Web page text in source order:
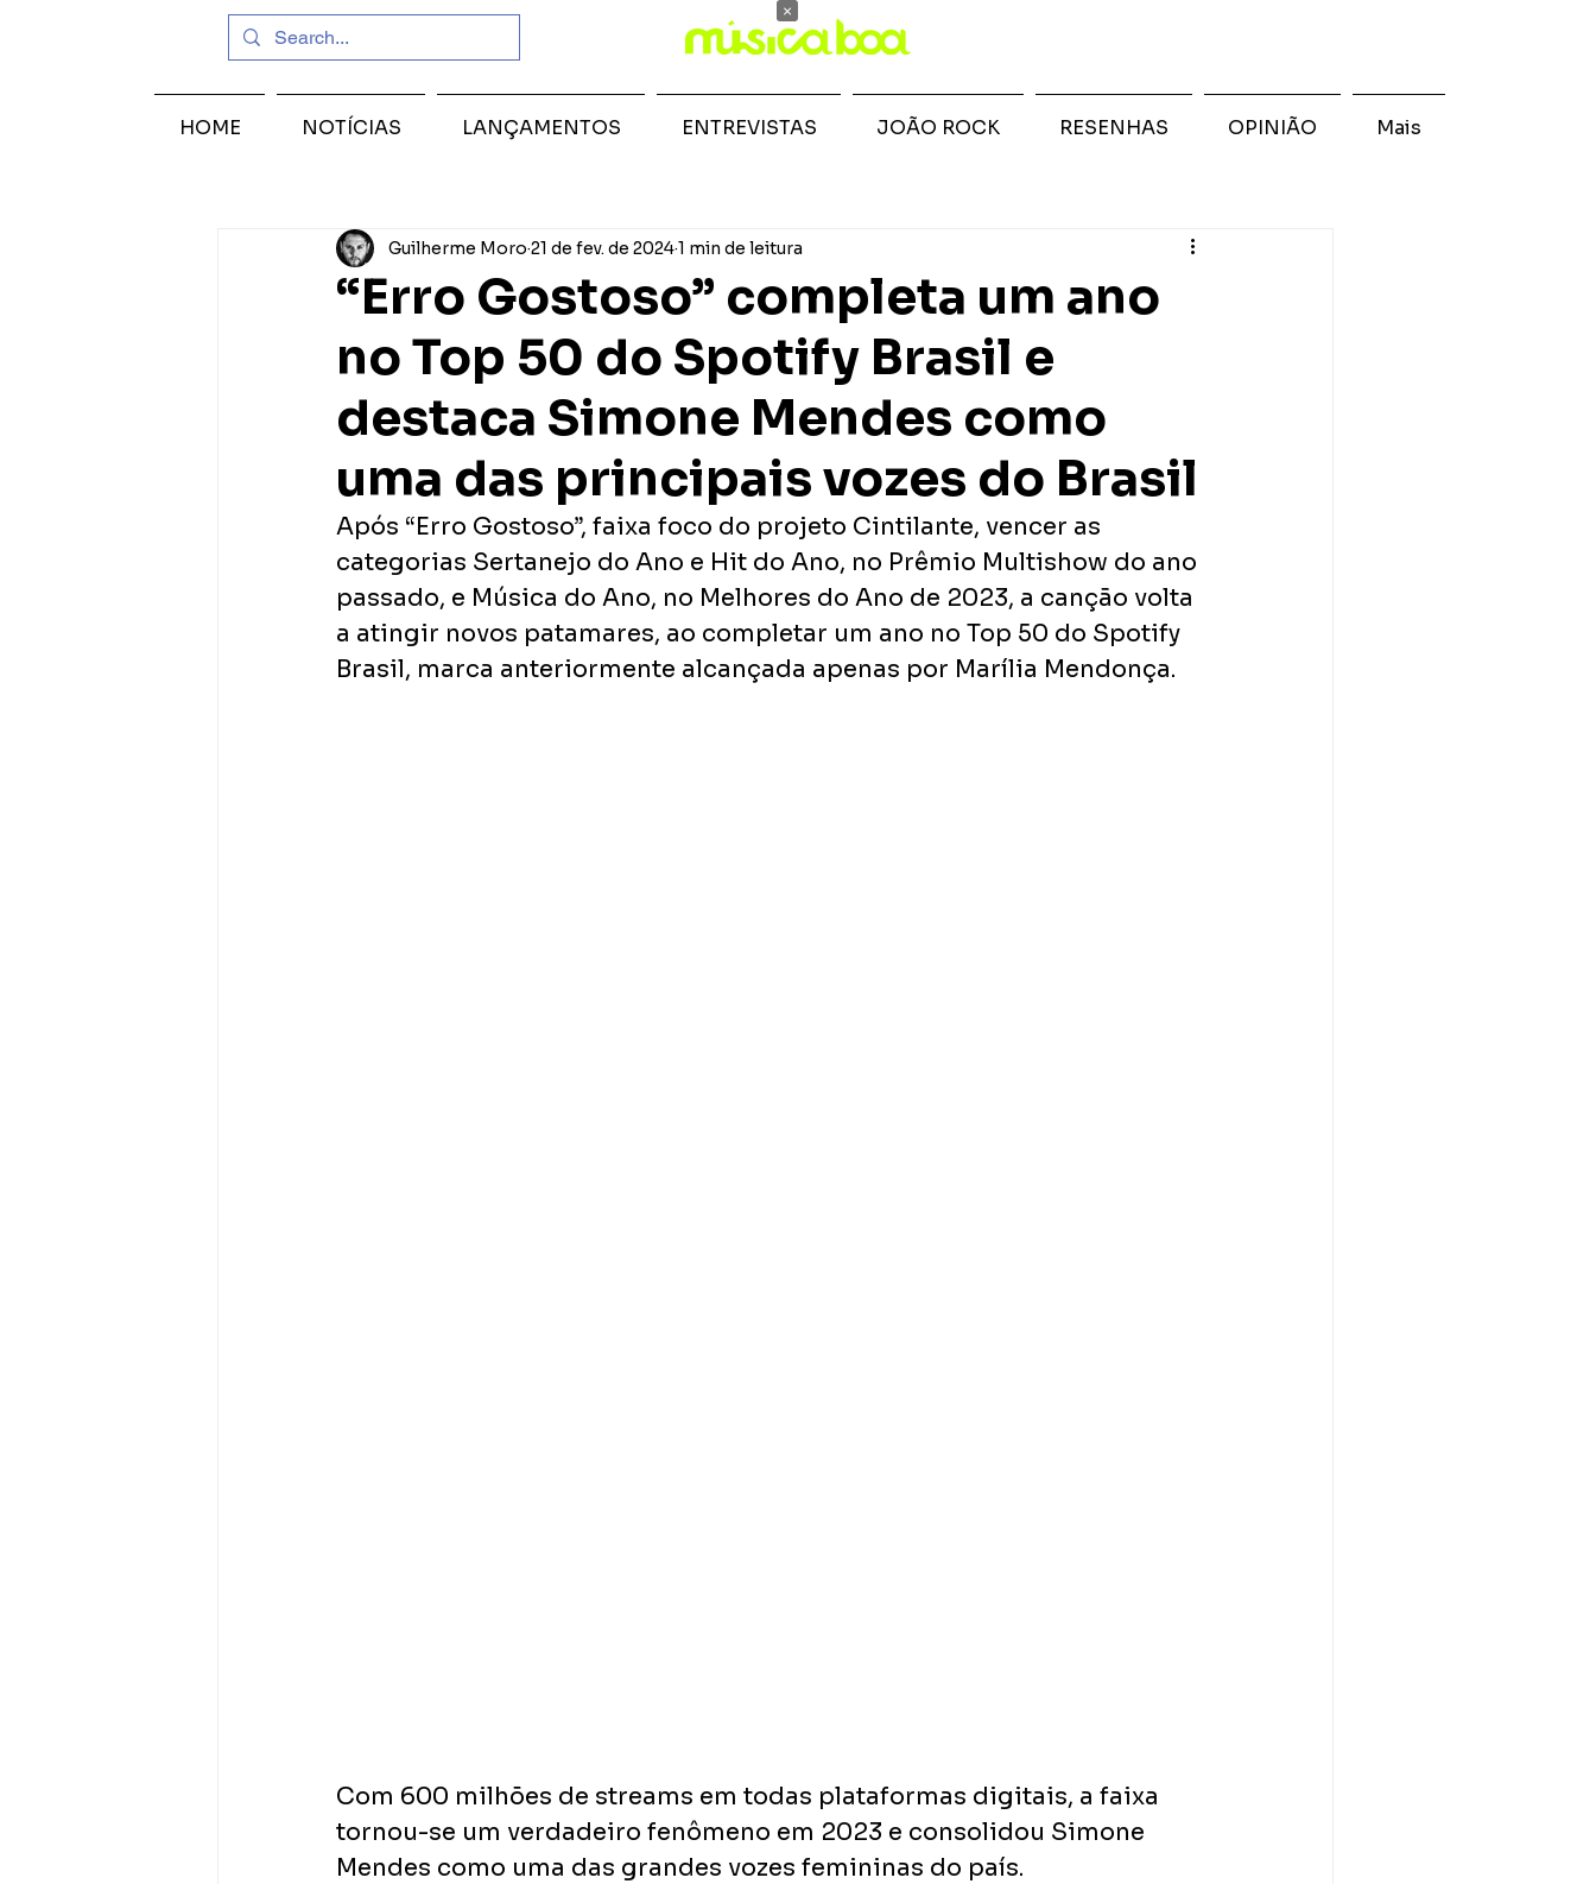
“Erro Gostoso” completa um ano
no Top 50 do Spotify Brasil e
destaca Simone Mendes como
uma das principais vozes do Brasil
Guilherme Moro 21 de fev. de 20241 min de leitura
Após “Erro Gostoso”, faixa foco do projeto Cintilante, vencer as
categorias Sertanejo do Ano e Hit do Ano, no Prêmio Multishow do ano
passado, e Música do Ano, no Melhores do Ano de 2023, a canção volta
a atingir novos patamares, ao completar um ano no Top 50 do Spotify
Brasil, marca anteriormente alcançada apenas por Marília Mendonça.
Com 600 milhões de streams em todas plataformas digitais, a faixa
tornou-se um verdadeiro fenômeno em 2023 e consolidou Simone
Mendes como uma das grandes vozes femininas do país.
HOME NOTÍCIAS LANÇAMENTOS ENTREVISTAS JOÃO ROCK RESENHAS OPINIÃO Mais
×